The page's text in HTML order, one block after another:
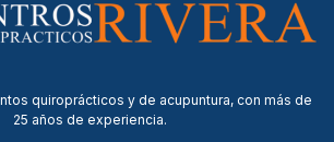
quiroprácticos y de acupuntura, con más de
25 años de experiencia.